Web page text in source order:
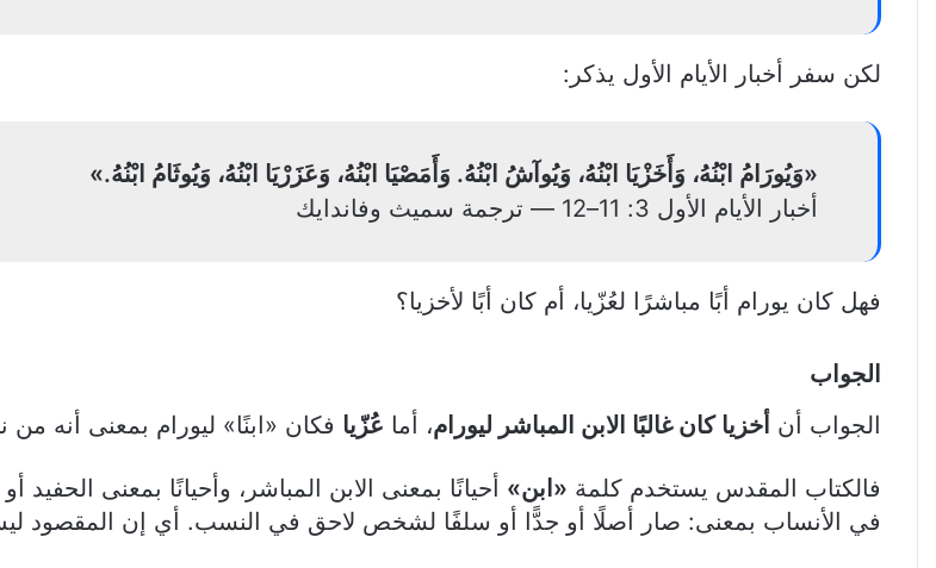
لكن سفر أخبار الأيام الأول يذكر:
«وَيُورَامُ ابْنُهُ، وَأَخَزْيَا ابْنُهُ، وَيُوآشُ ابْنُهُ. وَأَمَصْيَا ابْنُهُ، وَعَزَرْيَا ابْنُهُ، وَيُوثَامُ ابْنُهُ.»
أخبار الأيام الأول 3: 11–12 — ترجمة سميث وفاندايك
فهل كان يورام أبًا مباشرًا لعُزّيا، أم كان أبًا لأخزيا؟
الجواب
الجواب أن أخزيا كان غالبًا الابن المباشر ليورام، أما عُزّيا فكان «ابنًا» ليورام بمعنى أنه
فالكتاب المقدس يستخدم كلمة «ابن» أحيانًا بمعنى الابن المباشر، وأحيانًا بمعنى
في الأنساب بمعنى: صار أصلًا أو جدًّا أو سلفًا لشخص لاحق في النسب. أي إن المقصود ليس